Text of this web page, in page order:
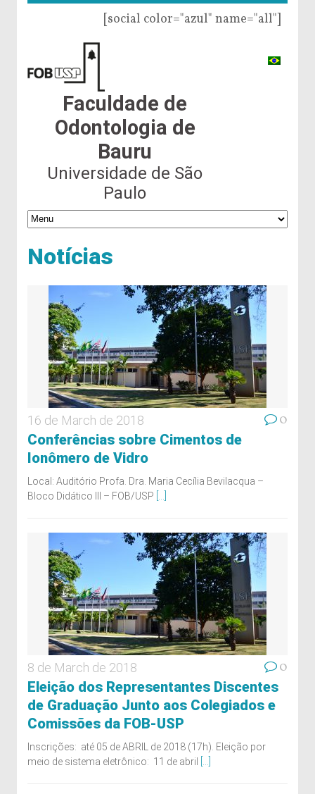
[social color="azul" name="all"]
Faculdade de
Odontologia de
Bauru
Universidade de São
Paulo
Notícias
16 de March de 2018 0
Conferências sobre Cimentos de
Ionômero de Vidro
Local: Auditório Profa. Dra. Maria Cecília Bevilacqua –
Bloco Didático III – FOB/USP
8 de March de 2018 0
Eleição dos Representantes Discentes
de Graduação Junto aos Colegiados e
Comissões da FOB-USP
Inscrições: até 05 de ABRIL de 2018 (17h). Eleição por
meio de sistema eletrônico: 11 de abril